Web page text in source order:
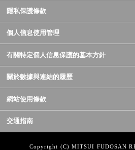
隱私保護條款
個人信息使用管理
有關特定個人信息保護的基本方針
關於數據與連結的履歷
網站使用條款
交通指南
Copyright (C) MITSUI FUDOSAN